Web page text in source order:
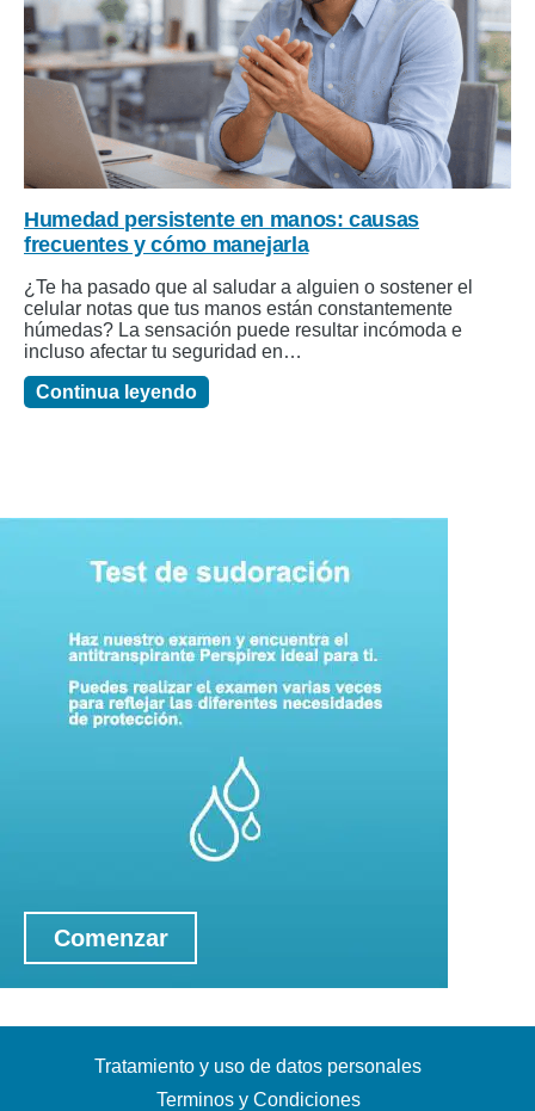
Humedad persistente en manos: causas
frecuentes y cómo manejarla
¿Te ha pasado que al saludar a alguien o sostener el
celular notas que tus manos están constantemente
húmedas? La sensación puede resultar incómoda e
incluso afectar tu seguridad en…
Continua leyendo
Comenzar
Tratamiento y uso de datos personales
Terminos y Condiciones